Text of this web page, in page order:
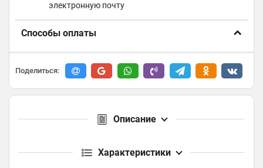
электронную почту
Способы оплаты
Поделиться:
Описание
Характеристики